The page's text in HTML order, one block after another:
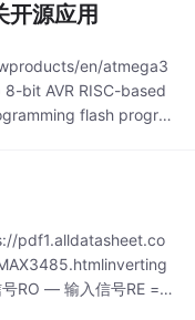
芯片介绍 相关开源应用
en/atmega3
bit AVR RISC-based
flash progra
pdf1.alldatasheet.co
RO — 输入信号RE =